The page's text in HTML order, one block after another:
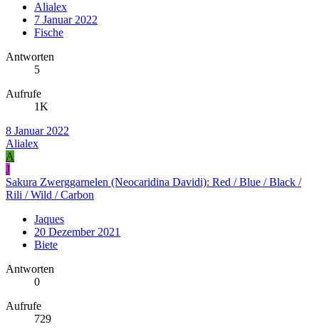
Alialex
7 Januar 2022
Fische
Antworten
5
Aufrufe
1K
8 Januar 2022
Alialex
A
J
Sakura Zwerggarnelen (Neocaridina Davidi): Red / Blue / Black /
Rili / Wild / Carbon
Jaques
20 Dezember 2021
Biete
Antworten
0
Aufrufe
729